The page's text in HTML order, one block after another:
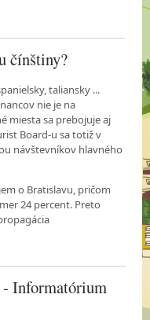
čínštiny?
taliansky ...
nie je na
miesta sa prebojuje aj
Board-u sa totiž v
návštevníkov hlavného
o Bratislavu, pričom
24 percent. Preto
- Informatórium